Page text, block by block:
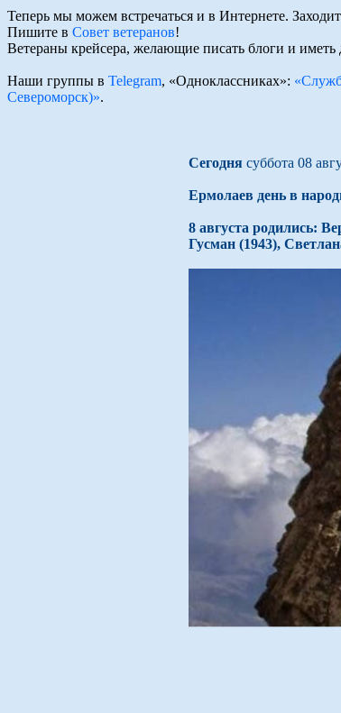
Теперь мы можем встречаться и в Интернете.
Пишите в Совет ветеранов!
Ветераны крейсера, желающие писать блоги и
Наши группы в Telegram, «Одноклассниках»:
Североморск)».
Сегодня суббота 08
Ермолаев день в
8 августа родились:
Гусман (1943),